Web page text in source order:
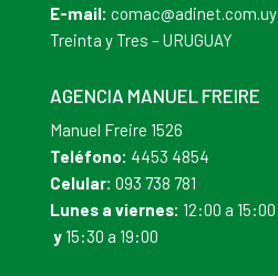
E-mail: comac@adinet.com.uy
Treinta y Tres – URUGUAY
AGENCIA MANUEL FREIRE
Manuel Freire 1526
Teléfono: 4453 4854
Celular: 093 738 781
Lunes a viernes: 12:00 a 15:00
y 15:30 a 19:00